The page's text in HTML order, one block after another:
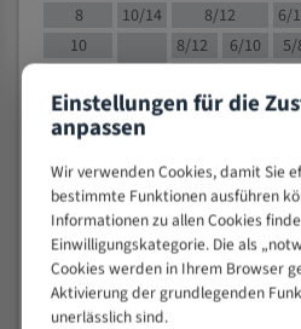
8
10/14 8/12 6/
10
8/12 6/10 5/
15
8/12 6/10
20
30
50
80
> 100
VOLLMATERIAL
Einstellungen für die
anpassen
Wir verwenden Cookies, damit Sie
bestimmte Funktionen ausführen
Informationen zu allen Cookies
Einwilligungskategorie. Die als
Cookies werden in Ihrem Browser
Aktivierung der grundlegenden
unerlässlich sind.